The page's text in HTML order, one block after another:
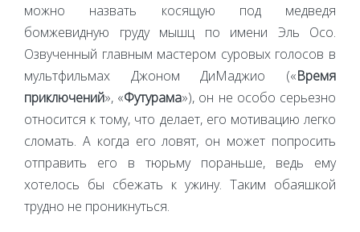
можно назвать косящую под медведя
бомжевидную груду мышц по имени Эль Осо.
Озвученный главным мастером суровых голосов в
мультфильмах Джоном ДиМаджио («Время
приключений», «Футурама»), он не особо серьезно
относится к тому, что делает, его мотивацию легко
сломать. А когда его ловят, он может попросить
отправить его в тюрьму пораньше, ведь ему
хотелось бы сбежать к ужину. Таким обаяшкой
трудно не проникнуться.